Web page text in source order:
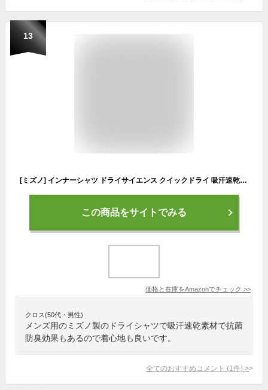
13
[ミズノ] インナーシャツ ドライサイエンス クイックドライ 吸汗速乾 抗菌防臭 ノースリーブ C2JA0L07 メンズ ベイパーシルバー M
この商品をサイトでみる
価格と在庫をAmazonでチェック >>
クロス(50代・男性)
メンズ用のミズノ製のドライシャツで吸汗速乾素材で抗菌
防臭効果もあるので着心地も良いです。
全てのおすすめコメント (1 件) >